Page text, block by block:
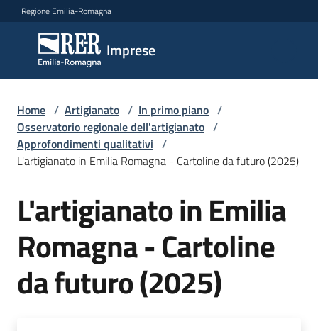
Vai al contenuto
Vai alla navigazione
Vai al footer
Regione Emilia-Romagna
Imprese
Imprese
Argomenti
Novità
Servizi
Leggi
Atti
Bandi
Home / Artigianato / In primo piano /
Osservatorio regionale dell'artigianato /
Approfondimenti qualitativi /
L'artigianato in Emilia Romagna - Cartoline da futuro (2025)
L'artigianato in Emilia
Romagna - Cartoline
da futuro (2025)